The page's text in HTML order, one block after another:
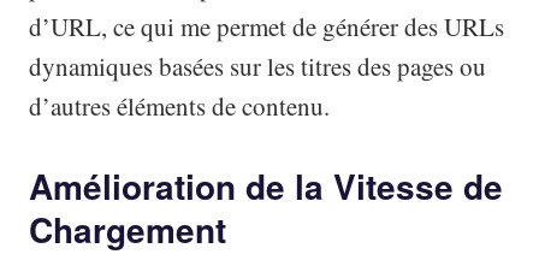
d’URL, ce qui me permet de générer des URLs
dynamiques basées sur les titres des pages ou
d’autres éléments de contenu.
Amélioration de la Vitesse de
Chargement